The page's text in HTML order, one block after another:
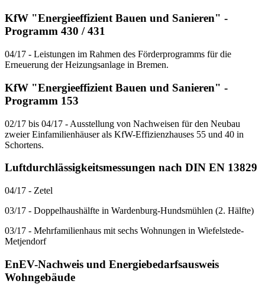
KfW "Energieeffizient Bauen und Sanieren" -
Programm 430 / 431
04/17 - Leistungen im Rahmen des Förderprogramms für die
Erneuerung der Heizungsanlage in Bremen.
KfW "Energieeffizient Bauen und Sanieren" -
Programm 153
02/17 bis 04/17 - Ausstellung von Nachweisen für den Neubau
zweier Einfamilienhäuser als KfW-Effizienzhauses 55 und 40 in
Schortens.
Luftdurchlässigkeitsmessungen nach DIN EN 13829
04/17 - Zetel
03/17 - Doppelhaushälfte in Wardenburg-Hundsmühlen (2. Hälfte)
03/17 - Mehrfamilienhaus mit sechs Wohnungen in Wiefelstede-
Metjendorf
EnEV-Nachweis und Energiebedarfsausweis
Wohngebäude